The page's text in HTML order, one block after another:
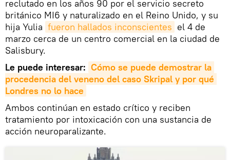
reclutado en los años 90 por el servicio secreto
británico MI6 y naturalizado en el Reino Unido, y su
hija Yulia fueron hallados inconscientes el 4 de
marzo cerca de un centro comercial en la ciudad de
Salisbury.
Le puede interesar: Cómo se puede demostrar la
procedencia del veneno del caso Skripal y por qué
Londres no lo hace
Ambos continúan en estado crítico y reciben
tratamiento por intoxicación con una sustancia de
acción neuroparalizante.